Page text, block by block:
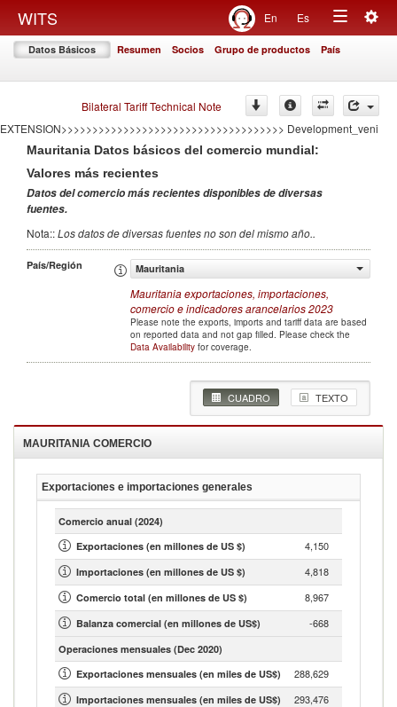
WITS En Es
Toggle
Datos Básicos Resumen Socios Grupo de productos País
Bilateral Tariff Technical Note
Mauritania Datos básicos del comercio mundial:
Valores más recientes
Datos del comercio más recientes disponibles de diversas
fuentes.
Nota::Los datos de diversas fuentes no son del mismo año..
País/Región Mauritania
Mauritaniaexportaciones, importaciones,
comercio e indicadores arancelarios2023
Please note the exports, imports and tariff data are based
on reported data and not gap filled. Please check the
Data Availability for coverage.
CUADRO TEXTO
MAURITANIA COMERCIO
Exportaciones e importaciones generales
Comercio anual (2024)
Exportaciones (en millones de US $)
4,150
Importaciones (en millones de US $) 4,818
Comercio total (en millones de US $) 8,967
Balanza comercial (en millones de US$) -668
Operaciones mensuales (Dec 2020)
Exportaciones mensuales (en miles de US$)
288,629
Importaciones mensuales (en miles de US$) 293,476
====================================AUTO GENERATED BY CONFLICT
EXTENSION====================================
>>>>>>>>>>>>>>>>>>>>>>>>>>>>>>>>>>>>AUTO GENERATED BY CONFLICT
====================================AUTO GENERATED BY CONFLICT
EXTENSION====================================
>>>>>>>>>>>>>>>>>>>>>>>>>>>>>>>>>>>>AUTO GENERATED BY CONFLICT
EXTENSION>>>>>>>>>>>>>>>>>>>>>>>>>>>>>>>>>>>> Development_veni